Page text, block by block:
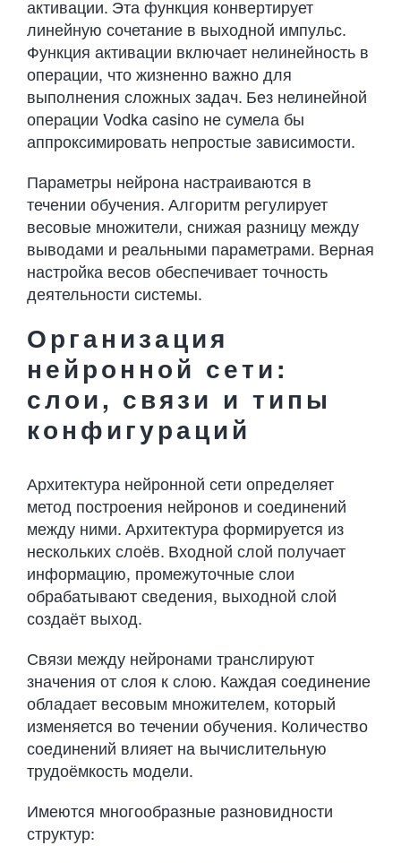
активации. Эта функция конвертирует
линейную сочетание в выходной импульс.
Функция активации включает нелинейность в
операции, что жизненно важно для
выполнения сложных задач. Без нелинейной
операции Vodka casino не сумела бы
аппроксимировать непростые зависимости.
Параметры нейрона настраиваются в
течении обучения. Алгоритм регулирует
весовые множители, снижая разницу между
выводами и реальными параметрами. Верная
настройка весов обеспечивает точность
деятельности системы.
Организация
нейронной сети:
слои, связи и типы
конфигураций
Архитектура нейронной сети определяет
метод построения нейронов и соединений
между ними. Архитектура формируется из
нескольких слоёв. Входной слой получает
информацию, промежуточные слои
обрабатывают сведения, выходной слой
создаёт выход.
Связи между нейронами транслируют
значения от слоя к слою. Каждая соединение
обладает весовым множителем, который
изменяется во течении обучения. Количество
соединений влияет на вычислительную
трудоёмкость модели.
Имеются многообразные разновидности
структур: